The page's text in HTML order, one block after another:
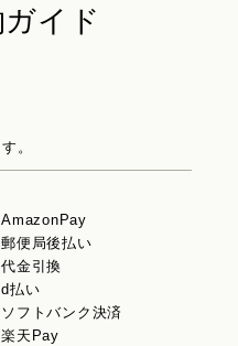
イド
。
AmazonPay
郵便局後払い
代金引換
d払い
ソフトバンク決済
楽天Pay